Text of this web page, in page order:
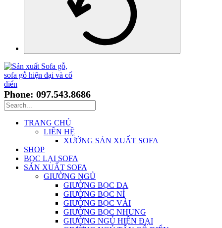
Phone: 097.543.8686
TRANG CHỦ
LIÊN HỆ
XƯỞNG SẢN XUẤT SOFA
SHOP
BỌC LẠI SOFA
SẢN XUẤT SOFA
GIƯỜNG NGỦ
GIƯỜNG BỌC DA
GIƯỜNG BỌC NỈ
GIƯỜNG BỌC VẢI
GIƯỜNG BỌC NHUNG
GIƯỜNG NGỦ HIỆN ĐẠI